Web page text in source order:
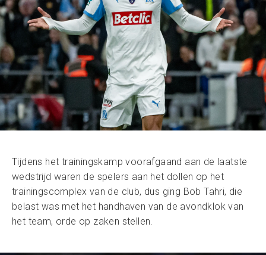
Tijdens het trainingskamp voorafgaand aan de laatste
wedstrijd waren de spelers aan het dollen op het
trainingscomplex van de club, dus ging Bob Tahri, die
belast was met het handhaven van de avondklok van
het team, orde op zaken stellen.